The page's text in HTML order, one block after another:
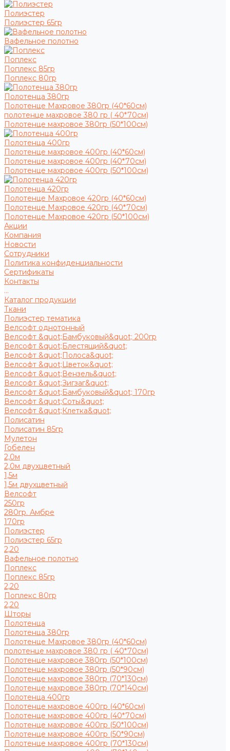
Полиэстер
Полиэстер 65гр
Вафельное полотно
Поплекс
Поплекс 85гр
Поплекс 80гр
Полотенца 380гр
Полотенце Махровое 380гр (40*60см)
полотенце махровое 380 гр ( 40*70см)
Полотенце махровое 380гр (50*100см)
Полотенца 400гр
Полотенце махровое 400гр (40*60см)
Полотенце махровое 400гр (40*70см)
Полотенце махровое 400гр (50*100см)
Полотенца 420гр
Полотенце Махровое 420гр (40*60см)
Полотенце Махровое 420гр (40*70см)
Полотенце Махровое 420гр (50*100см)
Акции
Компания
Новости
Сотрудники
Политика конфиденциальности
Сертификаты
Контакты
...
Каталог продукции
Ткани
Полиэстер тематика
Велсофт однотонный
Велсофт &quot;Бамбуковый&quot; 200гр
Велсофт &quot;Блестящий&quot;
Велсофт &quot;Полоса&quot;
Велсофт &quot;Цветок&quot;
Велсофт &quot;Вензель&quot;
Велсофт &quot;Зигзаг&quot;
Велсофт &quot;Бамбуковый&quot; 170гр
Велсофт &quot;Соты&quot;
Велсофт &quot;Клетка&quot;
Полисатин
Полисатин 85гр
Мулетон
Гобелен
2,0м
2,0м двухцветный
1,5м
1,5м двухцветный
Велсофт
250гр
280гр. Амбре
170гр
Полиэстер
Полиэстер 65гр
2,20
Вафельное полотно
Поплекс
Поплекс 85гр
2,20
Поплекс 80гр
2,20
Шторы
Полотенца
Полотенца 380гр
Полотенце Махровое 380гр (40*60см)
полотенце махровое 380 гр ( 40*70см)
Полотенце махровое 380гр (50*100см)
Полотенце махровое 380гр (50*90см)
Полотенце махровое 380гр (70*130см)
Полотенце махровое 380гр (70*140см)
Полотенца 400гр
Полотенце махровое 400гр (40*60см)
Полотенце махровое 400гр (40*70см)
Полотенце махровое 400гр (50*100см)
Полотенце махровое 400гр (50*90см)
Полотенце махровое 400гр (70*130см)